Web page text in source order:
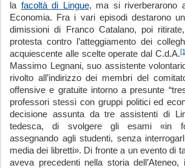
la facoltà di Lingue, ma si riverberarono
Economia. Fra i vari episodi destarono
dimissioni di Franco Catalano, poi
protesta contro l’atteggiamento dei
acquiescente alle scelte operate dal C.d.A.
Massimo Legnani, suo assistente
rivolto all’indirizzo dei membri del
offensive e gratuite intorno a presunte
professori stessi con gruppi politici ed
decisione assunta da tre assistenti di
tedesca, di svolgere gli esami «in
assegnando agli studenti, senza
media dei libretti». Di fronte a un evento di
aveva precedenti nella storia